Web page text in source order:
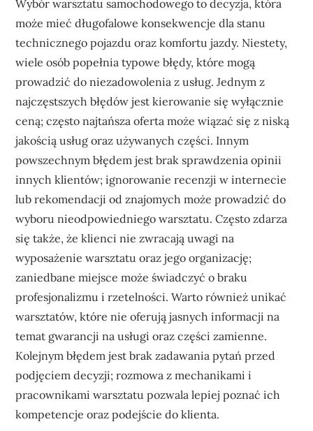
Wybór warsztatu samochodowego to decyzja, która
może mieć długofalowe konsekwencje dla stanu
technicznego pojazdu oraz komfortu jazdy. Niestety,
wiele osób popełnia typowe błędy, które mogą
prowadzić do niezadowolenia z usług. Jednym z
najczęstszych błędów jest kierowanie się wyłącznie
ceną; często najtańsza oferta może wiązać się z niską
jakością usług oraz używanych części. Innym
powszechnym błędem jest brak sprawdzenia opinii
innych klientów; ignorowanie recenzji w internecie
lub rekomendacji od znajomych może prowadzić do
wyboru nieodpowiedniego warsztatu. Często zdarza
się także, że klienci nie zwracają uwagi na
wyposażenie warsztatu oraz jego organizację;
zaniedbane miejsce może świadczyć o braku
profesjonalizmu i rzetelności. Warto również unikać
warsztatów, które nie oferują jasnych informacji na
temat gwarancji na usługi oraz części zamienne.
Kolejnym błędem jest brak zadawania pytań przed
podjęciem decyzji; rozmowa z mechanikami i
pracownikami warsztatu pozwala lepiej poznać ich
kompetencje oraz podejście do klienta.